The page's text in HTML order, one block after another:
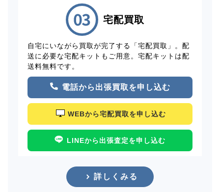
宅配買取
自宅にいながら買取が完了する「宅配買取」。配
送に必要な宅配キットもご用意。宅配キットは配
送料無料です。
電話から出張買取を申し込む
WEBから宅配買取を申し込む
LINEから出張査定を申し込む
詳しくみる